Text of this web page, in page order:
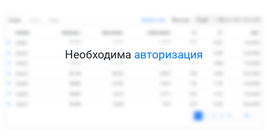
Необходима авторизация